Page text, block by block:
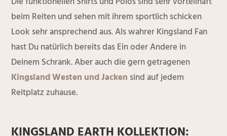
beim Reiten und sehen mit ihrem sportlich schicken
Look sehr ansprechend aus. Als wahrer Kingsland Fan
hast Du natürlich bereits das Ein oder Andere in
Deinem Schrank. Aber auch die gern getragenen
Kingsland Westen und Jacken sind auf jedem
Reitplatz zuhause.